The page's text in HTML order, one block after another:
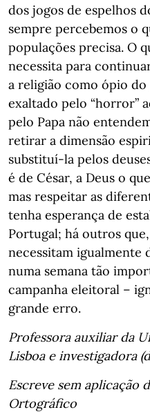
dos jogos de espelhos
sempre percebemos o
populações precisa. O
necessita para
a religião como ópio
exaltado pelo “horror”
pelo Papa não
retirar a dimensão
substituí-la pelos
é de César, a Deus o
mas respeitar as
tenha esperança de
Portugal; há outros
necessitam igualmente
numa semana tão
campanha eleitoral –
grande erro.
Professora auxiliar da
Lisboa e investigadora
Escreve sem aplicação
Ortográfico